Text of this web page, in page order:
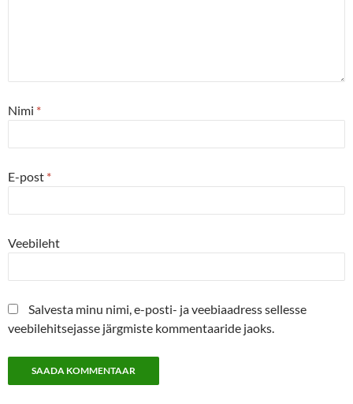
Nimi *
E-post *
Veebileht
Salvesta minu nimi, e-posti- ja veebiaadress sellesse
veebilehitsejasse järgmiste kommentaaride jaoks.